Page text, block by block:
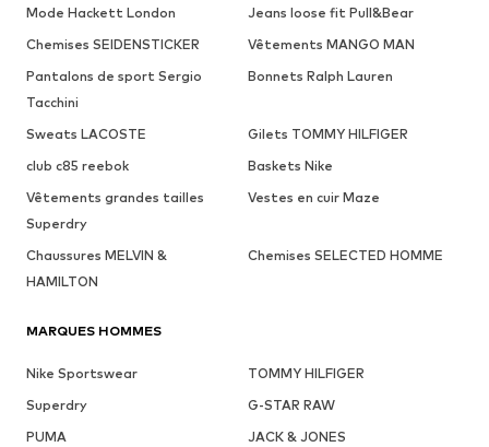
Mode Hackett London
Jeans loose fit Pull&Bear
Chemises SEIDENSTICKER
Vêtements MANGO MAN
Pantalons de sport Sergio
Tacchini
Bonnets Ralph Lauren
Sweats LACOSTE
Gilets TOMMY HILFIGER
club c85 reebok
Baskets Nike
Vêtements grandes tailles
Superdry
Vestes en cuir Maze
Chaussures MELVIN &
HAMILTON
Chemises SELECTED HOMME
MARQUES HOMMES
Nike Sportswear
TOMMY HILFIGER
Superdry
G-STAR RAW
PUMA
JACK & JONES